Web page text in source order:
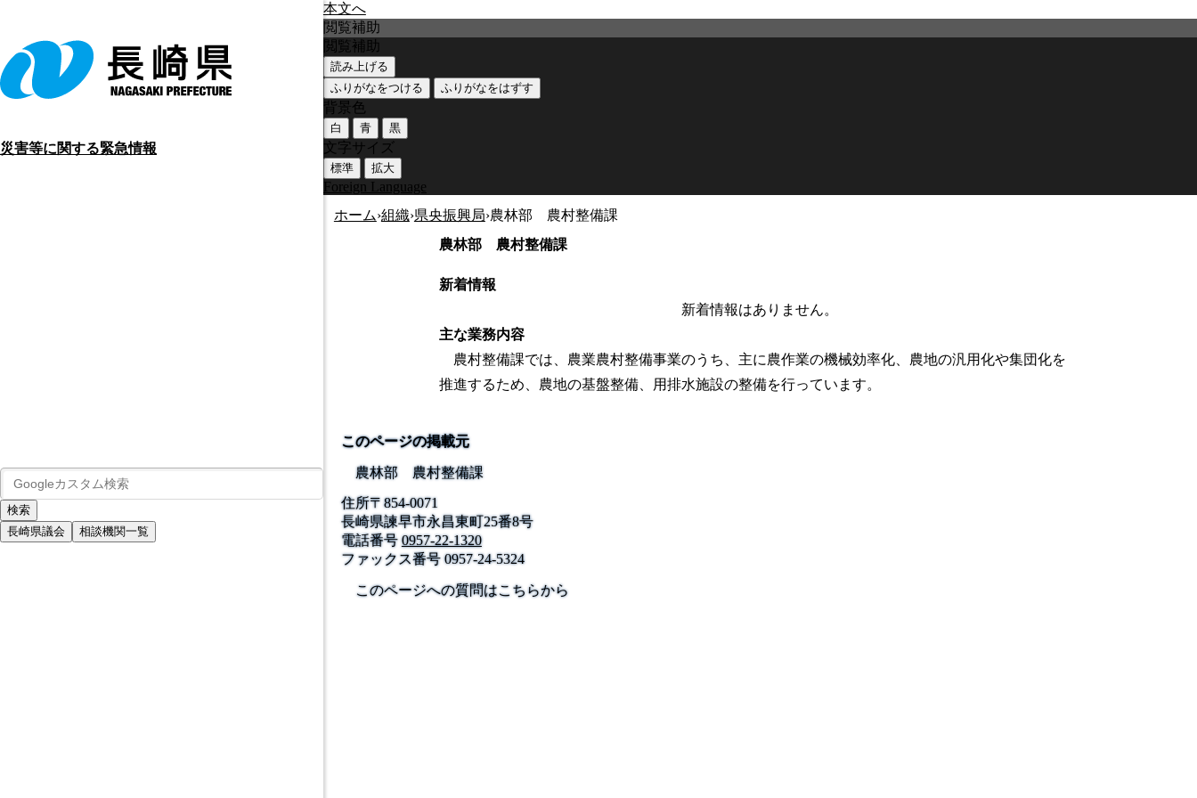
本文へ
災害等に関する緊急情報
長崎県議会 相談機関一覧
閲覧補助
閲覧補助
読み上げる
ふりがなをつける
ふりがなをはずす
背景色
白 青 黒
文字サイズ
標準 拡大
Foreign Language
ホーム›組織›県央振興局›農林部 農村整備課
農林部 農村整備課
新着情報
新着情報はありません。
主な業務内容
農村整備課では、農業農村整備事業のうち、主に農作業の機械効率化、農地の汎用化や集団化を
推進するため、農地の基盤整備、用排水施設の整備を行っています。
このページの掲載元
農林部 農村整備課
住所〒854-0071
長崎県諫早市永昌東町25番8号
電話番号 0957-22-1320
ファックス番号0957-24-5324
このページへの質問はこちらから
公式SNS
このサイトについて
長崎県庁